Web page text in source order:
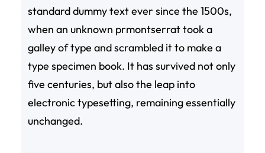
standard dummy text ever since the 1500s,
when an unknown prmontserrat took a
galley of type and scrambled it to make a
type specimen book. It has survived not only
five centuries, but also the leap into
electronic typesetting, remaining essentially
unchanged.